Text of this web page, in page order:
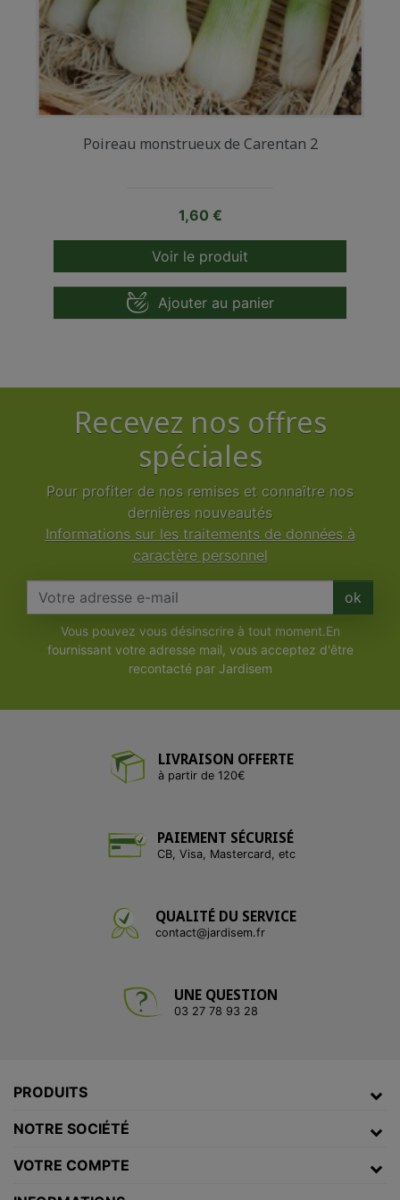
Poireau monstrueux de Carentan 2
Prix
1,60 €
Voir le produit
Ajouter au panier
Recevez nos offres
spéciales
Pour profiter de nos remises et connaître nos
dernières nouveautés
Informations sur les traitements de données à
caractère personnel
ok
Vous pouvez vous désinscrire à tout moment.En
fournissant votre adresse mail, vous acceptez d'être
recontacté par Jardisem
LIVRAISON OFFERTE
à partir de 120€
PAIEMENT SÉCURISÉ
CB, Visa, Mastercard, etc
QUALITÉ DU SERVICE
contact@jardisem.fr
UNE QUESTION
03 27 78 93 28
PRODUITS
NOTRE SOCIÉTÉ
VOTRE COMPTE